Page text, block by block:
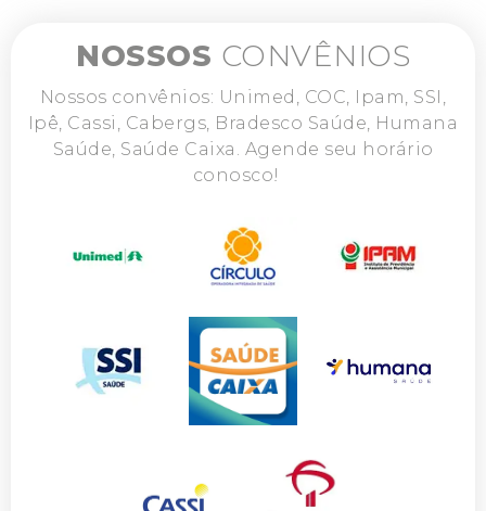
NOSSOS CONVÊNIOS
Nossos convênios: Unimed, COC, Ipam, SSI,
Ipê, Cassi, Cabergs, Bradesco Saúde, Humana
Saúde, Saúde Caixa. Agende seu horário
conosco!⠀